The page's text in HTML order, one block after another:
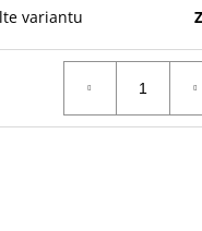
variantu